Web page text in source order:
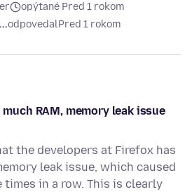
opýtané Pred 1 rokom
odpovedalPred 1 rokom
RAM, memory leak issue
the developers at Firefox has
leak issue, which caused
times in a row. This is clearly